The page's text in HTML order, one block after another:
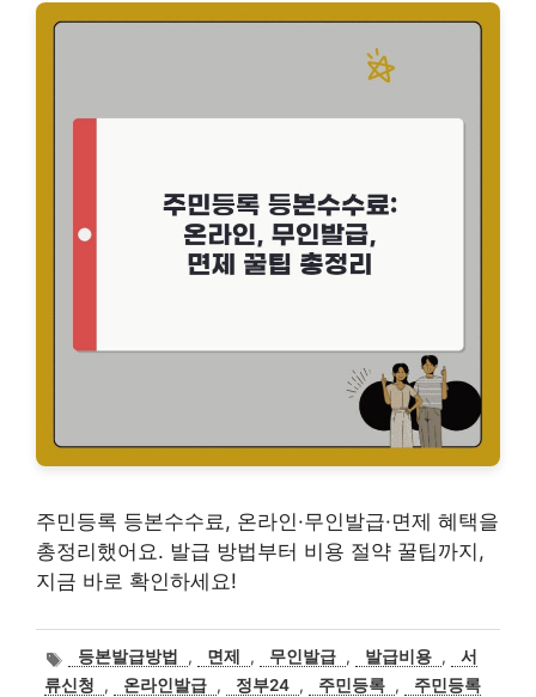
주민등록 등본수수료, 온라인·무인발급·면제 혜택을
총정리했어요. 발급 방법부터 비용 절약 꿀팁까지,
지금 바로 확인하세요!
태
그
등본발급방법 , 면제 , 무인발급 , 발급비용 ,
서
류신청
, 온라인발급 , 정부24 , 주민등록 ,
주민등록